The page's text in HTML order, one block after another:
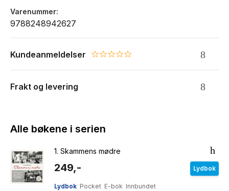
Varenummer
9788248942627
Kundeanmeldelser 0.0 star rating
Frakt og levering
Alle bøkene i serien
1. Skammens mødre
249,- Lydbok
Lydbok Pocket E-bok Innbundet